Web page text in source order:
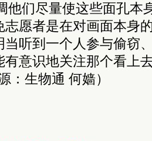
他们尽量使这些面孔本
志愿者是在对画面本身
当听到一个人参与偷窃
有意识地关注那个看上
：生物通 何嫱）